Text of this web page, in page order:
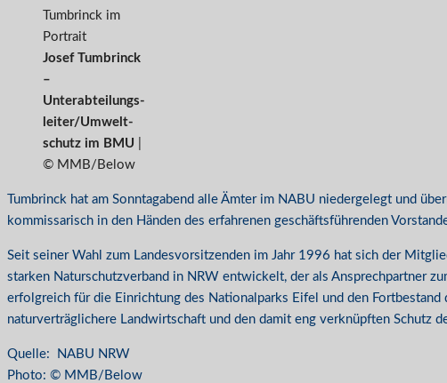
Josef Tumbrinck
–
Unterabteilungs-
leiter/Umwelt-
schutz im BMU
© MMB/Below
Tumbrinck hat am Sonntagabend alle Ämter im NABU niedergelegt und
kommissarisch in den Händen des erfahrenen geschäftsführenden
Seit seiner Wahl zum Landesvorsitzenden im Jahr 1996 hat sich der
starken Naturschutzverband in NRW entwickelt, der als Ansprechpartner
erfolgreich für die Einrichtung des Nationalparks Eifel und den
naturverträglichere Landwirtschaft und den damit eng verknüpften Schutz
Quelle: NABU NRW
Photo: © MMB/Below